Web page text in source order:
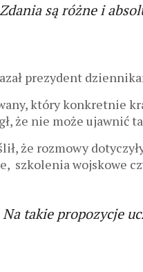
Zdania są różne i
prezydent
który konkretnie
że nie może ujawnić
że rozmowy
szkolenia wojskowe
Na takie propozycje